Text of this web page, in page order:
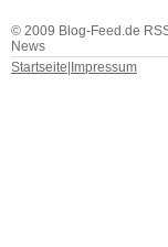
© 2009 Blog-Feed.de
News
Startseite Impressum